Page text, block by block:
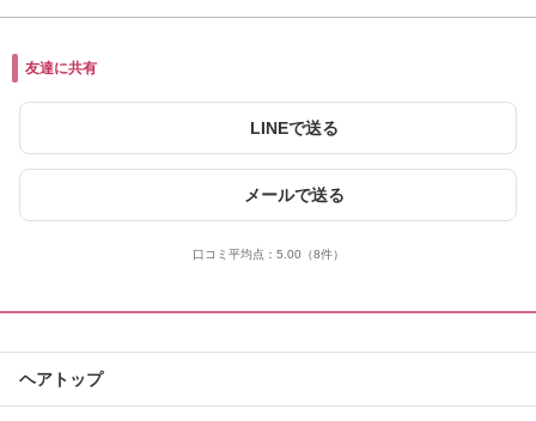
友達に共有
LINEで送る
メールで送る
口コミ平均点： 5.00 （8件）
ヘアトップ